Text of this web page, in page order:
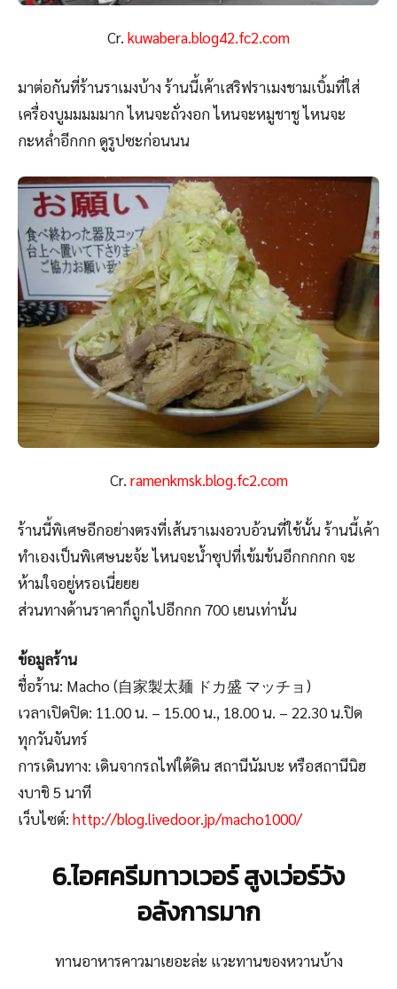
Cr. kuwabera.blog42.fc2.com
มาต่อกันที่ร้านราเมงบ้าง ร้านนี้เค้าเสริฟราเมงชามเบิ้มที่ใส่
เครื่องบูมมมมมาก ไหนจะถั่วงอก ไหนจะหมูชาชู ไหนจะ
กะหล่ำอีกกก ดูรูปซะก่อนนน
Cr. ramenkmsk.blog.fc2.com
ร้านนี้พิเศษอีกอย่างตรงที่เส้นราเมงอวบอ้วนที่ใช้นั้น ร้านนี้เค้า
ทำเองเป็นพิเศษนะจ้ะ ไหนจะน้ำซุปที่เข้มข้นอีกกกกก จะ
ห้ามใจอยู่หรอเนี่ยยย
ส่วนทางด้านราคาก็ถูกไปอีกกก 700 เยนเท่านั้น
ข้อมูลร้าน
ชื่อร้าน: Macho (自家製太麺 ドカ盛 マッチョ)
เวลาเปิดปิด: 11.00 น. – 15.00 น., 18.00 น. – 22.30 น.ปิด
ทุกวันจันทร์
การเดินทาง: เดินจากรถไฟใต้ดิน สถานีนัมบะ หรือสถานีนิฮ
งบาชิ 5 นาที
เว็บไซต์: http://blog.livedoor.jp/macho1000/
6.ไอศครีมทาวเวอร์ สูงเว่อร์วัง
อลังการมาก
ทานอาหารคาวมาเยอะล่ะ แวะทานของหวานบ้าง